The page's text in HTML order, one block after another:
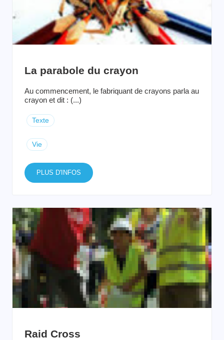
La parabole du crayon
Au commencement, le fabriquant de crayons parla au
crayon et dit : (...)
Texte
Vie
PLUS D'INFOS
Raid Cross